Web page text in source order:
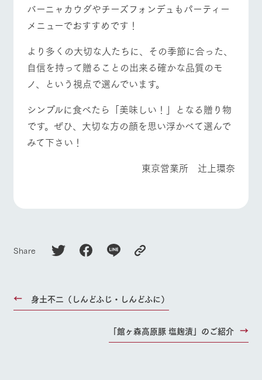
バーニャカウダやチーズフォンデュもパーティー
メニューでおすすめです！
より多くの大切な人たちに、その季節に合った、
自信を持って贈ることの出来る確かな品質のモ
ノ、という視点で選んでいます。
シンプルに食べたら「美味しい！」となる贈り物
です。ぜひ、大切な方の顔を思い浮かべて選んで
みて下さい！
東京営業所 辻上環奈
Share
身土不二（しんどふじ・しんどふに）
「館ヶ森高原豚 塩麹漬」のご紹介